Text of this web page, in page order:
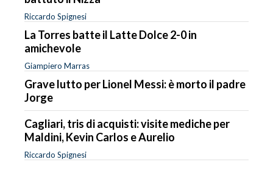
Riccardo Spignesi
La Torres batte il Latte Dolce 2-0 in
amichevole
Giampiero Marras
Grave lutto per Lionel Messi: è morto il padre
Jorge
Cagliari, tris di acquisti: visite mediche per
Maldini, Kevin Carlos e Aurelio
Riccardo Spignesi